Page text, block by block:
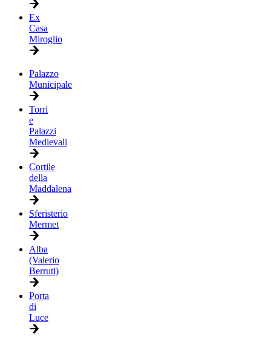
Ex
Casa
Miroglio
Palazzo
Municipale
Torri
e
Palazzi
Medievali
Cortile
della
Maddalena
Sferisterio
Mermet
Alba
(Valerio
Berruti)
Porta
di
Luce